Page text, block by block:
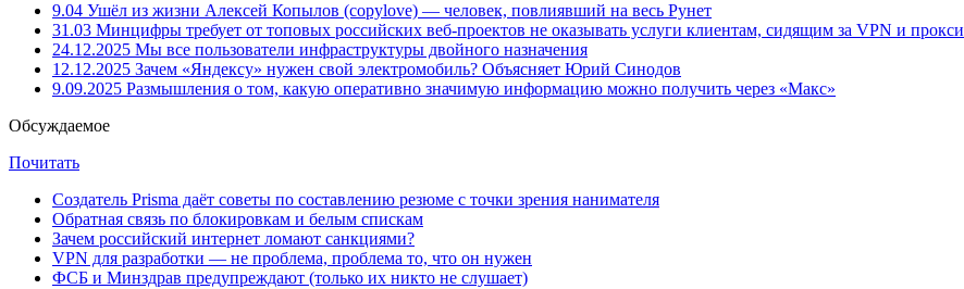
9.04 Ушёл из жизни Алексей Копылов (copylove) — человек, повлиявший на весь Рунет
31.03 Минцифры требует от топовых российских веб-проектов не оказывать услуги клиентам, сидящим за VPN и прокси
24.12.2025 Мы все пользователи инфраструктуры двойного назначения
12.12.2025 Зачем «Яндексу» нужен свой электромобиль? Объясняет Юрий Синодов
9.09.2025 Размышления о том, какую оперативно значимую информацию можно получить через «Макс»
Обсуждаемое
Почитать
Создатель Prisma даёт советы по составлению резюме с точки зрения нанимателя
Обратная связь по блокировкам и белым спискам
Зачем российский интернет ломают санкциями?
VPN для разработки — не проблема, проблема то, что он нужен
ФСБ и Минздрав предупреждают (только их никто не слушает)